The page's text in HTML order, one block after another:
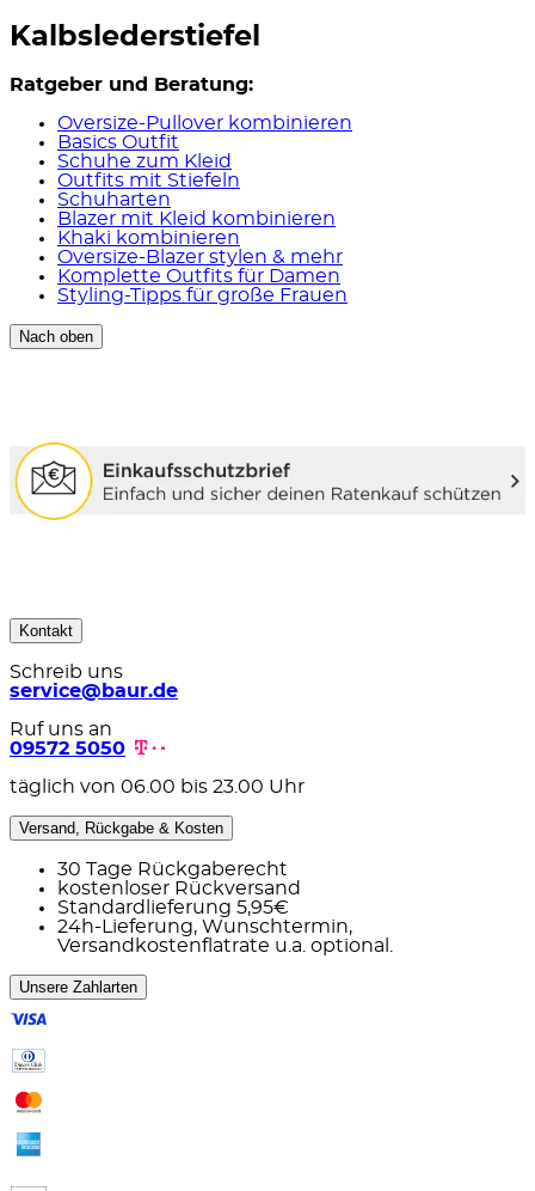
Kalbslederstiefel
Ratgeber und Beratung:
Oversize-Pullover kombinieren
Basics Outfit
Schuhe zum Kleid
Outfits mit Stiefeln
Schuharten
Blazer mit Kleid kombinieren
Khaki kombinieren
Oversize-Blazer stylen & mehr
Komplette Outfits für Damen
Styling-Tipps für große Frauen
Nach oben
Kontakt
Schreib uns
service@baur.de
Ruf uns an
09572 5050
täglich von 06.00 bis 23.00 Uhr
Versand, Rückgabe & Kosten
30 Tage Rückgaberecht
kostenloser Rückversand
Standardlieferung 5,95€
24h-Lieferung, Wunschtermin,
Versandkostenflatrate u.a. optional.
Unsere Zahlarten